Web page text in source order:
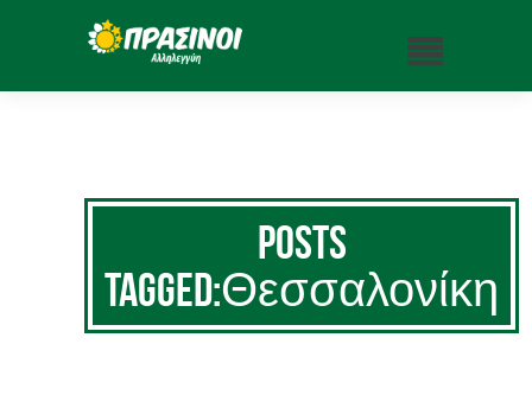
Posts
Tagged:Θεσσαλονίκη